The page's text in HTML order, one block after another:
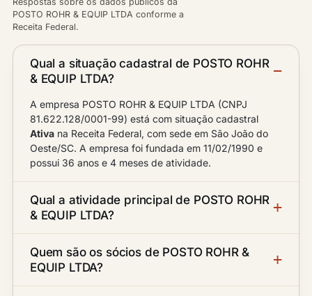
POSTO ROHR & EQUIP LTDA conforme a
Receita Federal.
Qual a situação cadastral de POSTO ROHR
& EQUIP LTDA?
A empresa POSTO ROHR & EQUIP LTDA (CNPJ
81.622.128/0001-99) está com situação cadastral
Ativa na Receita Federal, com sede em São João do
Oeste/SC. A empresa foi fundada em 11/02/1990 e
possui 36 anos e 4 meses de atividade.
Qual a atividade principal de POSTO ROHR
& EQUIP LTDA?
Quem são os sócios de POSTO ROHR &
EQUIP LTDA?